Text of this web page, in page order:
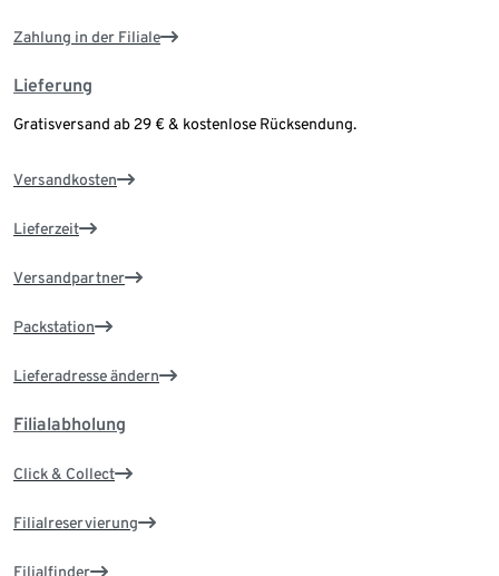
Zahlung in der Filiale
Lieferung
Gratisversand ab 29 € & kostenlose Rücksendung.
Versandkosten
Lieferzeit
Versandpartner
Packstation
Lieferadresse ändern
Filialabholung
Click & Collect
Filialreservierung
Filialfinder